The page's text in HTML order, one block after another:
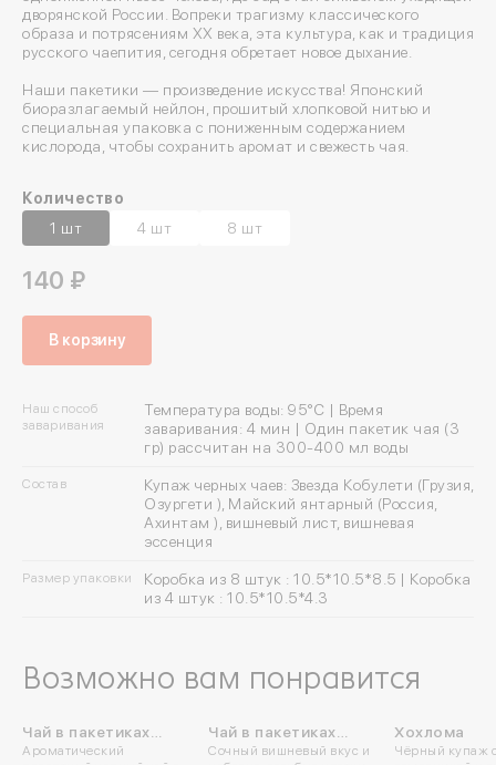
дворянской России. Вопреки трагизму классического
образа и потрясениям ХХ века, эта культура, как и традиция
русского чаепития, сегодня обретает новое дыхание.
Наши пакетики — произведение искусства! Японский
биоразлагаемый нейлон, прошитый хлопковой нитью и
специальная упаковка с пониженным содержанием
кислорода, чтобы сохранить аромат и свежесть чая.
Количество
1 шт
4 шт 8 шт
140 ₽
В корзину
Наш способ
заваривания
Температура воды: 95°C | Время
заваривания: 4 мин | Один пакетик чая (3
гр) рассчитан на 300-400 мл воды
Состав
Купаж черных чаев: Звезда Кобулети (Грузия,
Озургети ), Майский янтарный (Россия,
Ахинтам ), вишневый лист, вишневая
эссенция
Размер упаковки
Коробка из 8 штук : 10.5*10.5*8.5 | Коробка
из 4 штук : 10.5*10.5*4.3
Возможно вам понравится
Чай в пакетиках
«Москвитянка»
Ароматический
Чай в пакетиках
«Суздальский»
Сочный вишневый вкус и
ПРОБУЙТЕ
ХОЛОДНЫМ
Хохлома
Чёрный купаж